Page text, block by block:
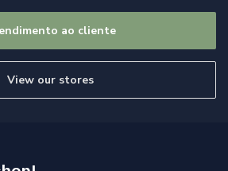
ao cliente
View our stores